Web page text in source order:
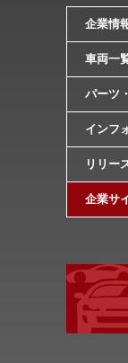
企業情
車両一
パーツ
インフ
リリー
企業サ